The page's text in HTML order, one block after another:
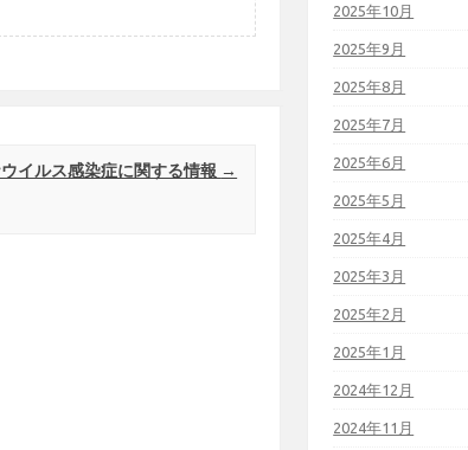
イルス感染症に関する情報 →
2025年10月
2025年9月
2025年8月
2025年7月
2025年6月
2025年5月
2025年4月
2025年3月
2025年2月
2025年1月
2024年12月
2024年11月